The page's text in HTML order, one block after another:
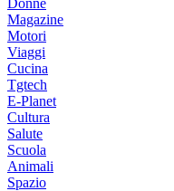
Magazine
Motori
Viaggi
Cucina
Tgtech
E-Planet
Cultura
Salute
Scuola
Animali
Spazio